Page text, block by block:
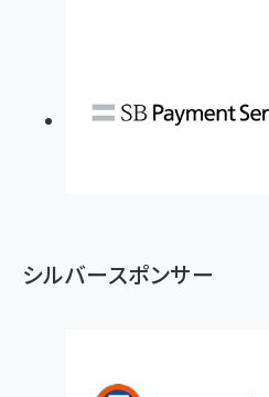
シルバースポンサー